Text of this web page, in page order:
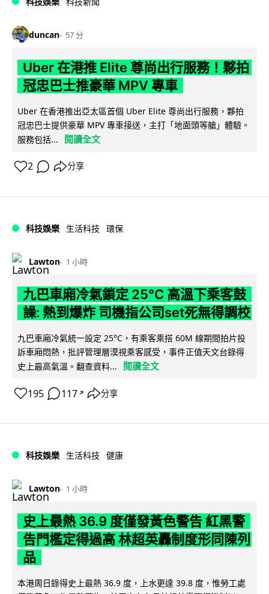
duncan 57 分
Uber 在港推 Elite 尊尚出行服務！夥拍
冠忠巴士推豪華 MPV 專車
Uber 在香港推出亞太區首個 Uber Elite 尊尚出行服務，夥拍
冠忠巴士提供豪華 MPV 專車接送，主打「地面頭等艙」體驗。
服務包括...
閱讀全文
2 分享
科技娛樂 生活科技 環保
Lawton 1 小時
九巴車廂冷氣鎖定 25°C 高溫下乘客鼓
譟: 熱到爆炸 司機指公司set死無得調校
九巴車廂冷氣統一設定 25°C，有乘客乘搭 60M 線期間拍片投
訴車廂悶熱，批評管理層漠視乘客感受，事件正值天文台錄得
史上最高氣溫。翻查資料...
閱讀全文
195 117 ↗ 分享
科技娛樂 生活科技 健康
Lawton 1 小時
史上最熱 36.9 度僅發黃色警告 紅黑警
告門檻定得過高 林超英轟制度形同陳列
品
本港周日錄得史上最熱 36.9 度，上水更達 39.8 度，惟勞工處